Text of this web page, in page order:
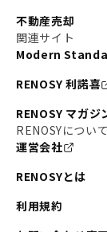
不動産売却
関連サイト
Modern
RENOSY 利諾喜
RENOSY マガジ
RENOSYについて
運営会社
RENOSYとは
利用規約